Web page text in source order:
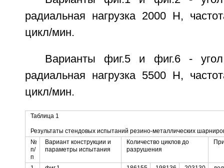
радиальная нагрузка 2000 Н,
цикл/мин.
Варианты фиг.5 и фиг.6 - угол
радиальная нагрузка 5500 Н,
цикл/мин.
Таблица 1
Результаты стендовых испытаний резино-металлических
№
п/
п
Вариант конструкции и
параметры испытания
Количество циклов до
разрушения